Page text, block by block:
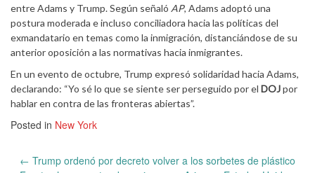
entre Adams y Trump. Según señaló AP, Adams adoptó una
postura moderada e incluso conciliadora hacia las políticas del
exmandatario en temas como la inmigración, distanciándose de su
anterior oposición a las normativas hacia inmigrantes.
En un evento de octubre, Trump expresó solidaridad hacia Adams,
declarando: “Yo sé lo que se siente ser perseguido por el DOJpor
hablar en contra de las fronteras abiertas”.
Posted in New York
Post
← Trump ordenó por decreto volver a los sorbetes de plástico